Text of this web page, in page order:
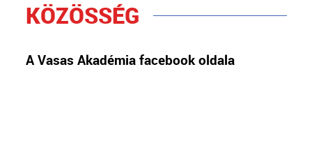
KÖZÖSSÉG
A Vasas Akadémia facebook oldala